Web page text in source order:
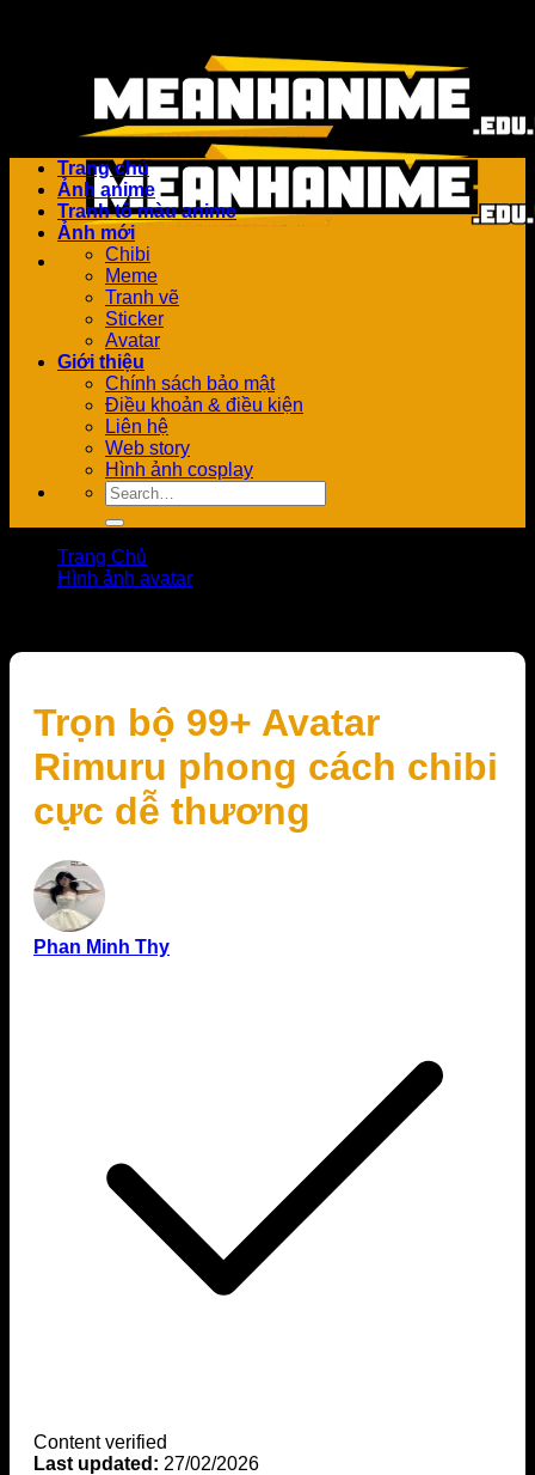
Trang chủ
Ảnh anime
Tranh tô màu anime
Ảnh mới
Chibi
Meme
Tranh vẽ
Sticker
Avatar
Giới thiệu
Chính sách bảo mật
Điều khoản & điều kiện
Liên hệ
Web story
Hình ảnh cosplay
Trang Chủ
Hình ảnh avatar
Trọn bộ 99+ Avatar
Rimuru phong cách chibi
cực dễ thương
Phan Minh Thy
Content verified
Last updated: 27/02/2026